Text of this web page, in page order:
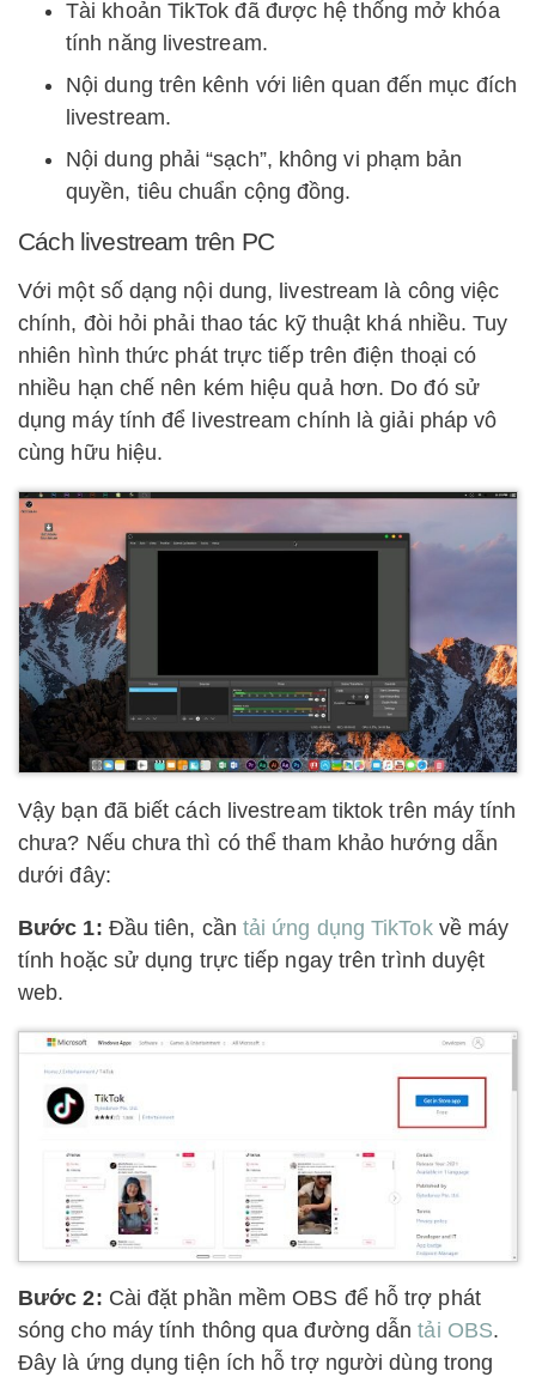
Tài khoản TikTok đã được hệ thống mở khóa
tính năng livestream.
Nội dung trên kênh với liên quan đến mục đích
livestream.
Nội dung phải “sạch”, không vi phạm bản
quyền, tiêu chuẩn cộng đồng.
Cách livestream trên PC
Với một số dạng nội dung, livestream là công việc
chính, đòi hỏi phải thao tác kỹ thuật khá nhiều. Tuy
nhiên hình thức phát trực tiếp trên điện thoại có
nhiều hạn chế nên kém hiệu quả hơn. Do đó sử
dụng máy tính để livestream chính là giải pháp vô
cùng hữu hiệu.
Vậy bạn đã biết cách livestream tiktok trên máy tính
chưa? Nếu chưa thì có thể tham khảo hướng dẫn
dưới đây:
Bước 1: Đầu tiên, cần tải ứng dụng TikTokvề máy
tính hoặc sử dụng trực tiếp ngay trên trình duyệt
web.
Bước 2: Cài đặt phần mềm OBS để hỗ trợ phát
sóng cho máy tính thông qua đường dẫntải OBS.
Đây là ứng dụng tiện ích hỗ trợ người dùng trong